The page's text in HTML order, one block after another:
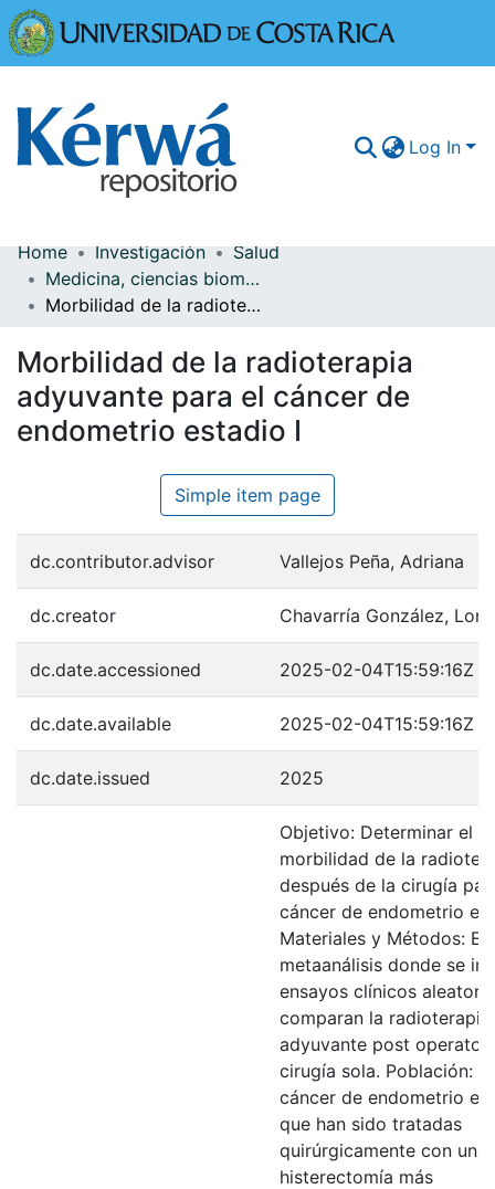
Log In
Communities & Collections
More Information
Browse Kérwá
Statistics
Home Investigación
Salud
Medicina, ciencias biomédicas y salud pública
Morbilidad de la radioterapia adyuvante para el cáncer de endometrio estadio I
Morbilidad de la radioterapia
adyuvante para el cáncer de
endometrio estadio I
Simple item page
dc.contributor.advisor Vallejos Peña, Adriana
dc.creator Chavarría González,
dc.date.accessioned 2025-02-04T15:59:16Z
dc.date.available 2025-02-04T15:59:16Z
dc.date.issued 2025
Objetivo: Determinar el
morbilidad de la
después de la cirugía
cáncer de endometrio en
Materiales y Métodos:
metaanálisis donde se
ensayos clínicos
comparan la radioterapia
adyuvante post
cirugía sola. Población:
cáncer de endometrio en
que han sido tratadas
quirúrgicamente con una
histerectomía más